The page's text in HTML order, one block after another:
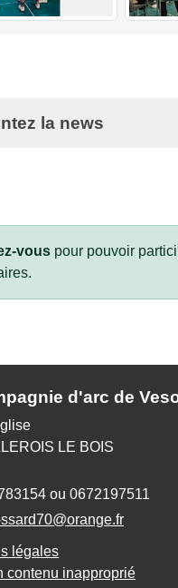
la news
vous pour pouvoir
d'arc de
LE BOIS
ou 0672197511
légales
contenu inapproprié